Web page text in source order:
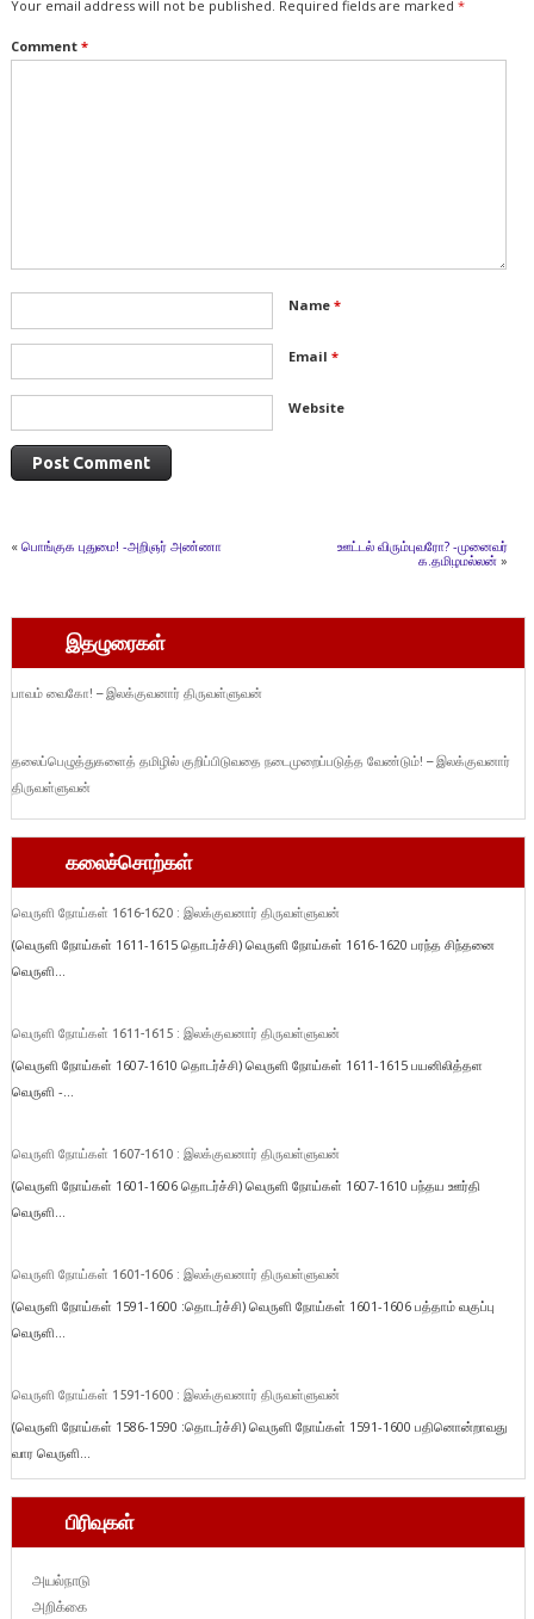
Your email address will not be published. Required fields are marked *
Comment *
Name *
Email *
Website
« பொங்குக புதுமை! -அறிஞர் அண்ணா
ஊட்டல் விரும்புவரோ? -முனைவர்
க.தமிழமல்லன் »
இதழுரைகள்
பாவம் வைகோ! – இலக்குவனார் திருவள்ளுவன்
தலைப்பெழுத்துகளைத் தமிழில் குறிப்பிடுவதை நடைமுறைப்படுத்த வேண்டும்! – இலக்குவனார்
திருவள்ளுவன்
கலைச்சொற்கள்
வெருளி நோய்கள் 1616-1620 : இலக்குவனார் திருவள்ளுவன்
(வெருளி நோய்கள் 1611-1615 தொடர்ச்சி) வெருளி நோய்கள் 1616-1620 பரந்த சிந்தனை
வெருளி...
வெருளி நோய்கள் 1611-1615 : இலக்குவனார் திருவள்ளுவன்
(வெருளி நோய்கள் 1607-1610 தொடர்ச்சி) வெருளி நோய்கள் 1611-1615 பயனிலித்தள
வெருளி -...
வெருளி நோய்கள் 1607-1610 : இலக்குவனார் திருவள்ளுவன்
(வெருளி நோய்கள் 1601-1606 தொடர்ச்சி) வெருளி நோய்கள் 1607-1610 பந்தய ஊர்தி
வெருளி...
வெருளி நோய்கள் 1601-1606 : இலக்குவனார் திருவள்ளுவன்
(வெருளி நோய்கள் 1591-1600 :தொடர்ச்சி) வெருளி நோய்கள் 1601-1606 பத்தாம் வகுப்பு
வெருளி...
வெருளி நோய்கள் 1591-1600 : இலக்குவனார் திருவள்ளுவன்
(வெருளி நோய்கள் 1586-1590 :தொடர்ச்சி) வெருளி நோய்கள் 1591-1600 பதினொன்றாவது
வார வெருளி...
பிரிவுகள்
அயல்நாடு
அறிக்கை